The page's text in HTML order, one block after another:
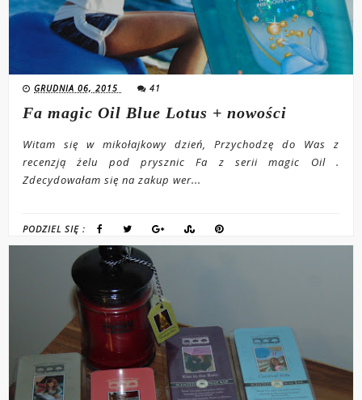
GRUDNIA 06, 2015 41
Fa magic Oil Blue Lotus + nowości
Witam się w mikołajkowy dzień, Przychodzę do Was z
recenzją żelu pod prysznic Fa z serii magic Oil .
Zdecydowałam się na zakup wer...
PODZIEL SIĘ :